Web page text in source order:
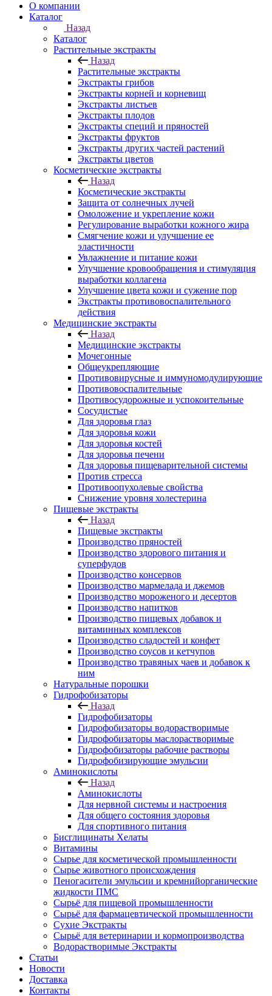
О компании
Каталог
Назад
Каталог
Растительные экстракты
Назад
Растительные экстракты
Экстракты грибов
Экстракты корней и корневищ
Экстракты листьев
Экстракты плодов
Экстракты специй и пряностей
Экстракты фруктов
Экстракты других частей растений
Экстракты цветов
Косметические экстракты
Назад
Косметические экстракты
Защита от солнечных лучей
Омоложение и укрепление кожи
Регулирование выработки кожного жира
Смягчение кожи и улучшение ее
эластичности
Увлажнение и питание кожи
Улучшение кровообращения и стимуляция
выработки коллагена
Улучшение цвета кожи и сужение пор
Экстракты противовоспалительного
действия
Медицинские экстракты
Назад
Медицинские экстракты
Мочегонные
Общеукрепляющие
Противовирусные и иммуномодулирующие
Противовоспалительные
Противосудорожные и успокоительные
Сосудистые
Для здоровья глаз
Для здоровья кожи
Для здоровья костей
Для здоровья печени
Для здоровья пищеварительной системы
Против стресса
Противоопухолевые свойства
Снижение уровня холестерина
Пищевые экстракты
Назад
Пищевые экстракты
Производство пряностей
Производство здорового питания и
суперфудов
Производство консервов
Производство мармелада и джемов
Производство мороженого и десертов
Производство напитков
Производство пищевых добавок и
витаминных комплексов
Производство сладостей и конфет
Производство соусов и кетчупов
Производство травяных чаев и добавок к
ним
Натуральные порошки
Гидрофобизаторы
Назад
Гидрофобизаторы
Гидрофобизаторы водорастворимые
Гидрофобизаторы маслорастворимые
Гидрофобизаторы рабочие растворы
Гидрофобизирующие эмульсии
Аминокислоты
Назад
Аминокислоты
Для нервной системы и настроения
Для общего состояния здоровья
Для спортивного питания
Бисглицинаты Хелаты
Витамины
Сырье для косметической промышленности
Сырье животного происхождения
Пеногасители эмульсии и кремнийорганические
жидкости ПМС
Сырьё для пищевой промышленности
Сырьё для фармацевтической промышленности
Сухие Экстракты
Сырьё для ветеринарии и кормопроизводства
Водорастворимые Экстракты
Статьи
Новости
Доставка
Контакты